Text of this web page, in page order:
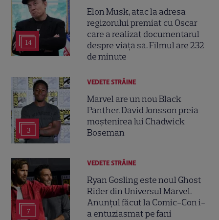
14
Elon Musk, atac la adresa
regizorului premiat cu Oscar
care a realizat documentarul
despre viața sa. Filmul are 232
de minute
3
VEDETE STRĂINE
Marvel are un nou Black
Panther. David Jonsson preia
moștenirea lui Chadwick
Boseman
7
VEDETE STRĂINE
Ryan Gosling este noul Ghost
Rider din Universul Marvel.
Anunțul făcut la Comic-Con i-
a entuziasmat pe fani